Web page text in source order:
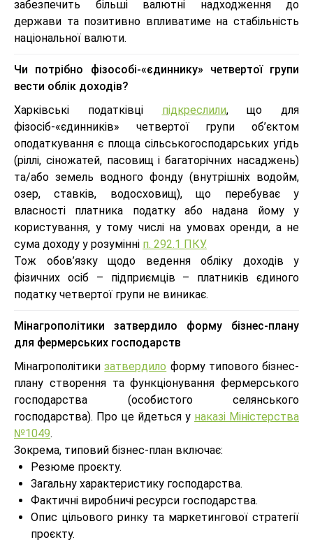
забезпечить більші валютні надходження до
держави та позитивно впливатиме на стабільність
національної валюти.
Чи потрібно фізособі-«єдиннику» четвертої групи
вести облік доходів?
Харківські податківці підкреслили, що для
фізосіб-«єдинників» четвертої групи об’єктом
оподаткування є площа сільськогосподарських угідь
(ріллі, сіножатей, пасовищ і багаторічних насаджень)
та/або земель водного фонду (внутрішніх водойм,
озер, ставків, водосховищ), що перебуває у
власності платника податку або надана йому у
користування, у тому числі на умовах оренди, а не
сума доходу у розумінні п. 292.1 ПКУ.
Тож обов’язку щодо ведення обліку доходів у
фізичних осіб – підприємців – платників єдиного
податку четвертої групи не виникає.
Мінагрополітики затвердило форму бізнес-плану
для фермерських господарств
Мінагрополітикизатвердило форму типового бізнес-
плану створення та функціонування фермерського
господарства (особистого селянського
господарства). Про це йдеться у наказі Міністерства
№1049.
Зокрема, типовий бізнес-план включає:
Резюме проєкту.
Загальну характеристику господарства.
Фактичні виробничі ресурси господарства.
Опис цільового ринку та маркетингової стратегії
проєкту.